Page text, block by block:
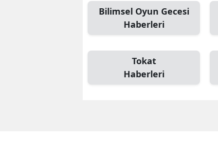
Bilimsel Oyun Gecesi
Haberleri
Tokat
Haberleri